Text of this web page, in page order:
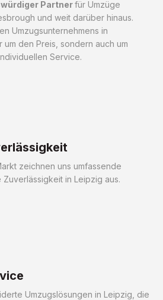
Partnerfür Umzüge
und weit darüber hinaus.
Umzugsunternehmens in
den Preis, sondern auch um
Service.
zeichnen uns umfassende
in Leipzig aus.
Umzugslösungen in Leipzig, die